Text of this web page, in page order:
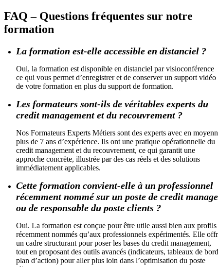
FAQ – Questions fréquentes sur notre
formation
La formation est-elle accessible en distanciel ?
Oui, la formation est disponible en distanciel par visioconférence
ce qui vous permet d’enregistrer et de conserver un support vidéo
de votre formation en plus du support de formation.
Les formateurs sont-ils de véritables experts du
credit management et du recouvrement ?
Nos Formateurs Experts Métiers sont des experts avec en
plus de 7 ans d’expérience. Ils ont une pratique opérationnelle du
credit management et du recouvrement, ce qui garantit une
approche concrète, illustrée par des cas réels et des solutions
immédiatement applicables.
Cette formation convient-elle à un professionnel
récemment nommé sur un poste de credit
ou de responsable du poste clients ?
Oui. La formation est conçue pour être utile aussi bien aux profils
récemment nommés qu’aux professionnels expérimentés. Elle
un cadre structurant pour poser les bases du credit management,
tout en proposant des outils avancés (indicateurs, tableaux de
plan d’action) pour aller plus loin dans l’optimisation du poste